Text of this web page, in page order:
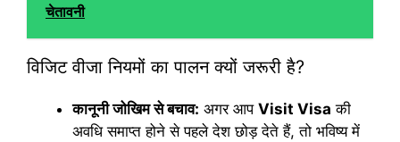
चेतावनी
विजिट वीजा नियमों का पालन क्यों जरूरी है?
कानूनी जोखिम से बचाव: अगर आप Visit Visa की
अवधि समाप्त होने से पहले देश छोड़ देते हैं, तो भविष्य में